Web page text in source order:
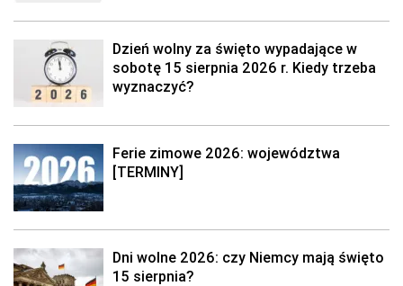
Dzień wolny za święto wypadające w
sobotę 15 sierpnia 2026 r. Kiedy trzeba
wyznaczyć?
Ferie zimowe 2026: województwa
[TERMINY]
Dni wolne 2026: czy Niemcy mają święto
15 sierpnia?